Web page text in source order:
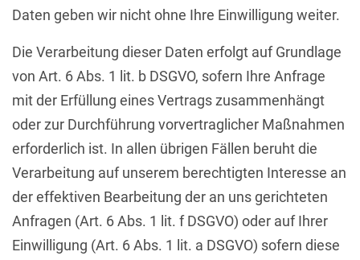
Daten geben wir nicht ohne Ihre Einwilligung weiter.
Die Verarbeitung dieser Daten erfolgt auf Grundlage
von Art. 6 Abs. 1 lit. b DSGVO, sofern Ihre Anfrage
mit der Erfüllung eines Vertrags zusammenhängt
oder zur Durchführung vorvertraglicher Maßnahmen
erforderlich ist. In allen übrigen Fällen beruht die
Verarbeitung auf unserem berechtigten Interesse an
der effektiven Bearbeitung der an uns gerichteten
Anfragen (Art. 6 Abs. 1 lit. f DSGVO) oder auf Ihrer
Einwilligung (Art. 6 Abs. 1 lit. a DSGVO) sofern diese